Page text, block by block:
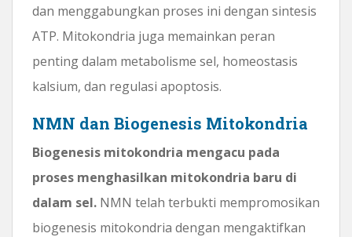
dan menggabungkan proses ini dengan sintesis
ATP. Mitokondria juga memainkan peran
penting dalam metabolisme sel, homeostasis
kalsium, dan regulasi apoptosis.
NMN dan Biogenesis Mitokondria
Biogenesis mitokondria mengacu pada
proses menghasilkan mitokondria baru di
dalam sel. NMN telah terbukti mempromosikan
biogenesis mitokondria dengan mengaktifkan